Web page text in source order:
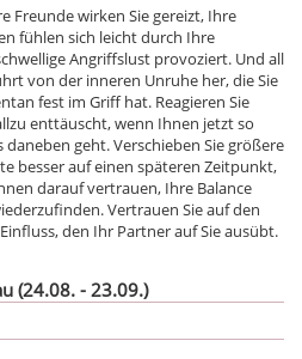
Freunde wirken Sie gereizt, Ihre
fühlen sich leicht durch Ihre
Angriffslust provoziert. Und all
von der inneren Unruhe her, die Sie
fest im Griff hat. Reagieren Sie
enttäuscht, wenn Ihnen jetzt so
daneben geht. Verschieben Sie größere
besser auf einen späteren Zeitpunkt,
darauf vertrauen, Ihre Balance
Vertrauen Sie auf den
den Ihr Partner auf Sie ausübt.
(24.08. - 23.09.)